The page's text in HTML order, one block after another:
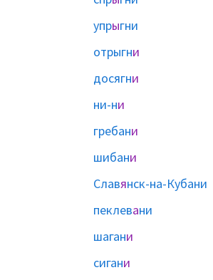
упрыгни
отрыгни
досягни
ни-ни
гребани
шибани
Славянск-на-Кубани
пеклевани
шагани
сигани